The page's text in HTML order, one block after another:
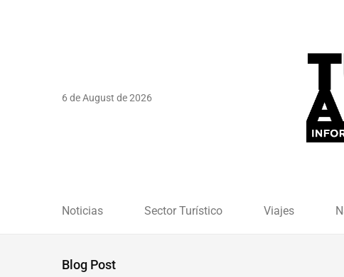
6 de August de 2026
Noticias Sector Turístico Viajes
Blog Post